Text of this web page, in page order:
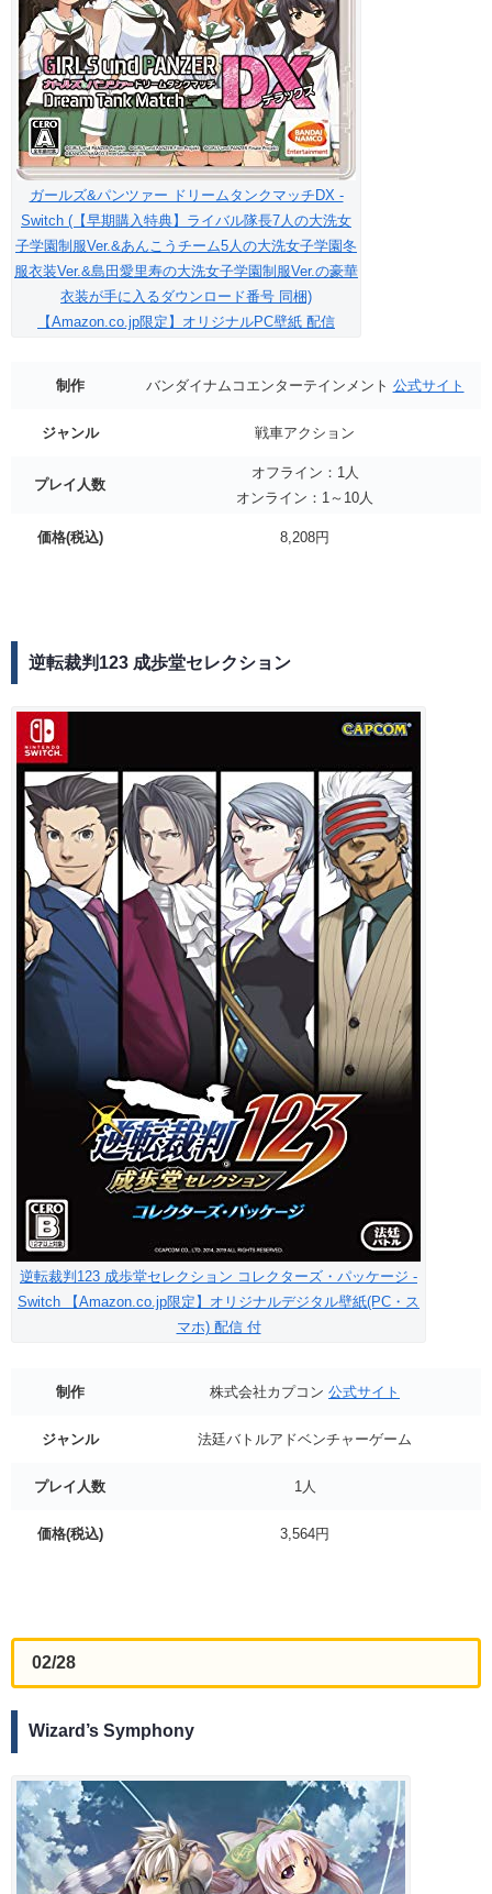
ガールズ&パンツァー ドリームタンクマッチDX -
Switch (【早期購入特典】ライバル隊長7人の大洗女
子学園制服Ver.&あんこうチーム5人の大洗女子学園冬
服衣装Ver.&島田愛里寿の大洗女子学園制服Ver.の豪華
衣装が手に入るダウンロード番号 同梱)
【Amazon.co.jp限定】オリジナルPC壁紙 配信
制作 バンダイナムコエンターテインメント 公式サイト
ジャンル 戦車アクション
プレイ人数
オフライン：1人
オンライン：1～10人
価格(税込) 8,208円
逆転裁判123 成歩堂セレクション
逆転裁判123 成歩堂セレクション コレクターズ・パッケージ -
Switch 【Amazon.co.jp限定】オリジナルデジタル壁紙(PC・ス
マホ) 配信 付
制作 株式会社カプコン 公式サイト
ジャンル 法廷バトルアドベンチャーゲーム
プレイ人数 1人
価格(税込) 3,564円
02/28
Wizard’s Symphony